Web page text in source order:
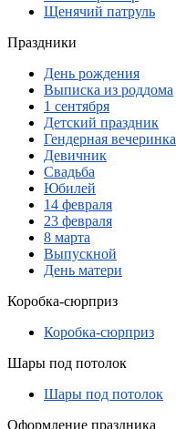
Щенячий патруль
Праздники
День рождения
Выписка из роддома
1 сентября
Детский праздник
Гендерная вечеринка
Девичник
Свадьба
Юбилей
14 февраля
23 февраля
8 марта
Выпускной
День матери
Коробка-сюрприз
Коробка-сюрприз
Шары под потолок
Шары под потолок
Оформление праздника